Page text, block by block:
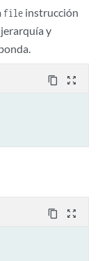
'myhost'</message>
input('Enter
secret('Enter
argument 'myhost'";
file instrucción
jerarquía y
content_copy zoom_out_map
content_copy zoom_out_map